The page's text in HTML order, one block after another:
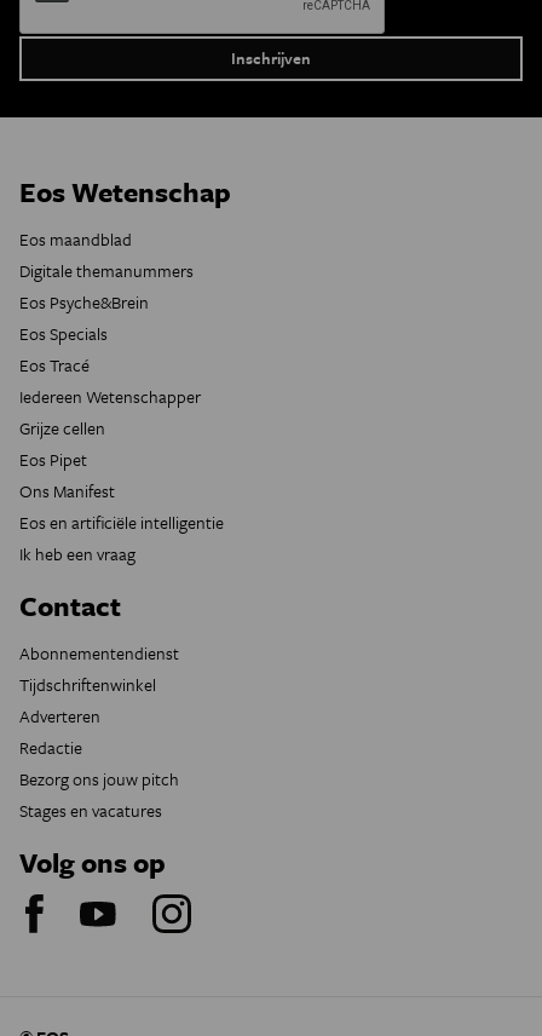
Eos Wetenschap
Eos maandblad
Digitale themanummers
Eos Psyche&Brein
Eos Specials
Eos Tracé
Iedereen Wetenschapper
Grijze cellen
Eos Pipet
Ons Manifest
Eos en artificiële intelligentie
Ik heb een vraag
Contact
Abonnementendienst
Tijdschriftenwinkel
Adverteren
Redactie
Bezorg ons jouw pitch
Stages en vacatures
Volg ons op